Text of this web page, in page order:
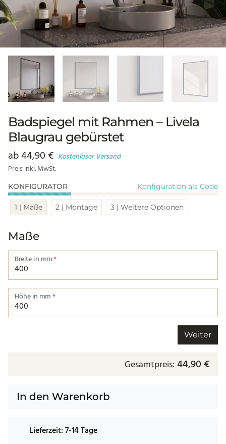
Badspiegel mit Rahmen – Livela
Blaugrau gebürstet
ab44,90 € Kostenloser Versand
Preis inkl. MwSt.
KONFIGURATOR Konfiguration als Code
1 | Maße 2 | Montage 3 | Weitere Optionen
Maße
Breite in mm*
Breite von einer Kante bis zur nächsten.
Höhe in mm*
Weiter
Gesamtpreis: 44,90 €
In den Warenkorb
Lieferzeit:7-14 Tage